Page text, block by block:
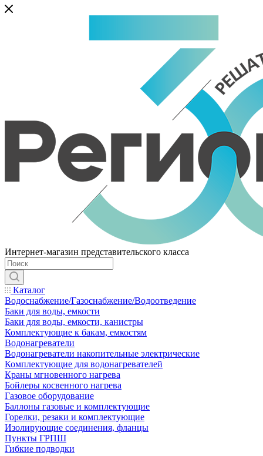
Интернет-магазин представительского класса
Каталог
Водоснабжение/Газоснабжение/Водоотведение
Баки для воды, емкости
Баки для воды, емкости, канистры
Комплектующие к бакам, емкостям
Водонагреватели
Водонагреватели накопительные электрические
Комплектующие для водонагревателей
Краны мгновенного нагрева
Бойлеры косвенного нагрева
Газовое оборудование
Баллоны газовые и комплектующие
Горелки, резаки и комплектующие
Изолирующие соединения, фланцы
Пункты ГРПШ
Гибкие подводки